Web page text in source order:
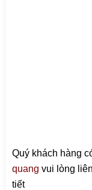
Quý khách hàng
quang vui lòng
tiết